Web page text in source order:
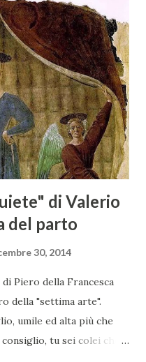
Tutela Vini della
e del Morellino di
stato quello di promuovere
in Austria, un
è ancora molto alto,
di contatti
Gli organizzatori
ed esperto di vini e
tedes...
di Valerio
del parto
30, 2014
Piero della Francesca
della "settima arte".
umile ed alta più che
tu sei colei che